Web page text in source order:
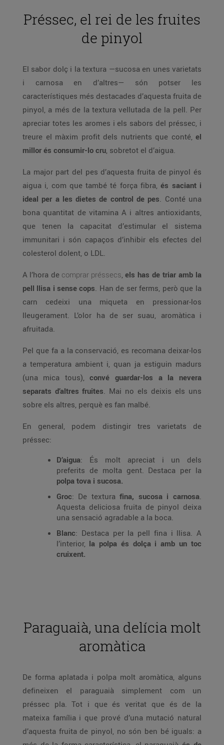
Préssec, el rei de les fruites
de pinyol
El sabor dolç i la textura —sucosa en unes varietats
i carnosa en d’altres— són potser les
característiques més destacades d’aquesta fruita de
pinyol, a més de la textura vellutada de la pell. Per
apreciar totes les aromes i els sabors del préssec, i
treure el màxim profit dels nutrients que conté, el
millor és consumir-lo cru, sobretot el d’aigua.
La major part del pes d’aquesta fruita de pinyol és
aigua i, com que també té força fibra, és saciant i
ideal per a les dietes de control de pes. Conté una
bona quantitat de vitamina A i altres antioxidants,
que tenen la capacitat d’estimular el sistema
immunitari i són capaços d’inhibir els efectes del
colesterol dolent, o LDL.
A l’hora de comprar préssecs, els has de triar amb la
pell llisa i sense cops. Han de ser ferms, però que la
carn cedeixi una miqueta en pressionar-los
lleugerament. L’olor ha de ser suau, aromàtica i
afruitada.
Pel que fa a la conservació, es recomana deixar-los
a temperatura ambient i, quan ja estiguin madurs
(una mica tous), convé guardar-los a la nevera
separats d’altres fruites. Mai no els deixis els uns
sobre els altres, perquè es fan malbé.
En general, podem distingir tres varietats de
préssec:
D’aigua: És molt apreciat i un dels
preferits de molta gent. Destaca per la
polpa tova i sucosa.
Groc: De textura fina, sucosa i carnosa.
Aquesta deliciosa fruita de pinyol deixa
una sensació agradable a la boca.
Blanc: Destaca per la pell fina i llisa. A
l’interior, la polpa és dolça i amb un toc
cruixent.
Paraguaià, una delícia molt
aromàtica
De forma aplatada i polpa molt aromàtica, alguns
defineixen el paraguaià simplement com un
préssec pla. Tot i que és veritat que és de la
mateixa família i que prové d’una mutació natural
d’aquesta fruita de pinyol, no són ben bé iguals: a